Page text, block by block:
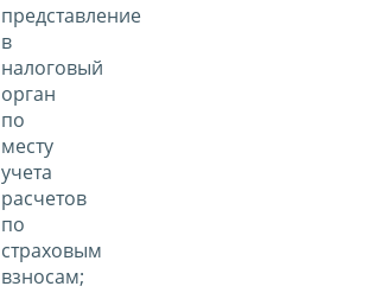
представление
в
налоговый
орган
по
месту
учета
расчетов
по
страховым
взносам;